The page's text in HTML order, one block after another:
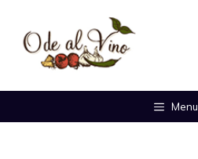
contenuto
Menu